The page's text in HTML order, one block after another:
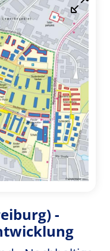
-